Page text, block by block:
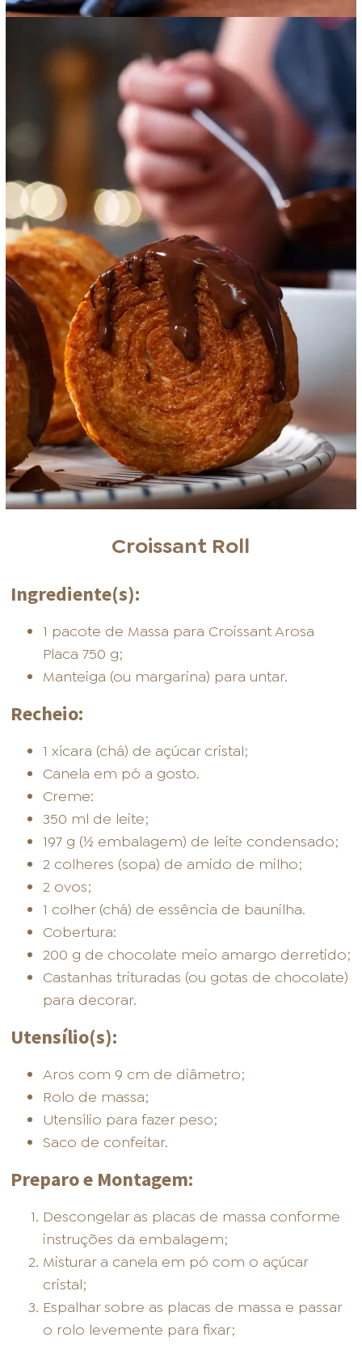
Croissant Roll
Ingrediente(s):
1 pacote de Massa para Croissant Arosa
Placa 750 g;
Manteiga (ou margarina) para untar.
Recheio:
1 xícara (chá) de açúcar cristal;
Canela em pó a gosto.
Creme:
350 ml de leite;
197 g (½ embalagem) de leite condensado;
2 colheres (sopa) de amido de milho;
2 ovos;
1 colher (chá) de essência de baunilha.
Cobertura:
200 g de chocolate meio amargo derretido;
Castanhas trituradas (ou gotas de chocolate)
para decorar.
Utensílio(s):
Aros com 9 cm de diâmetro;
Rolo de massa;
Utensílio para fazer peso;
Saco de confeitar.
Preparo e Montagem:
Descongelar as placas de massa conforme
instruções da embalagem;
Misturar a canela em pó com o açúcar
cristal;
Espalhar sobre as placas de massa e passar
o rolo levemente para fixar;